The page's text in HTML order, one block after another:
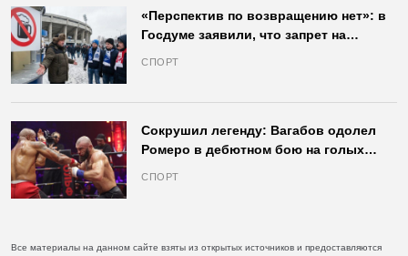
«Перспектив по возвращению нет»: в
Госдуме заявили, что запрет на
СПОРТ
Сокрушил легенду: Вагабов одолел
Ромеро в дебютном бою на голых
СПОРТ
Все материалы на данном сайте взяты из открытых источников и предоставляются